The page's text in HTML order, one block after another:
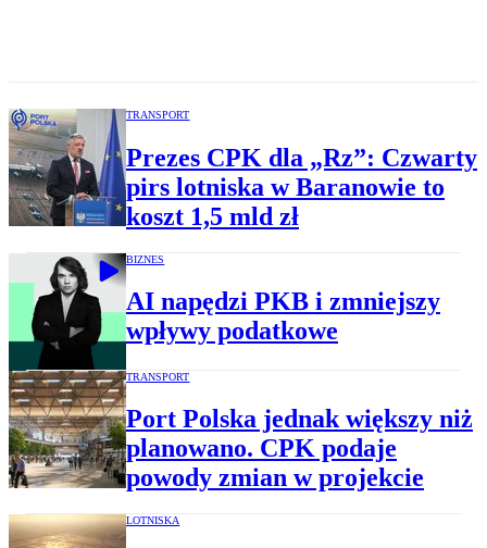
TRANSPORT
Prezes CPK dla „Rz”: Czwarty
pirs lotniska w Baranowie to
koszt 1,5 mld zł
BIZNES
AI napędzi PKB i zmniejszy
wpływy podatkowe
TRANSPORT
Port Polska jednak większy niż
planowano. CPK podaje
powody zmian w projekcie
LOTNISKA